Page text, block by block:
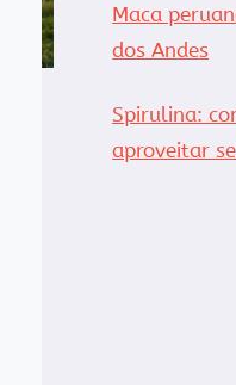
Maca
dos Andes
Spirulina:
aproveitar